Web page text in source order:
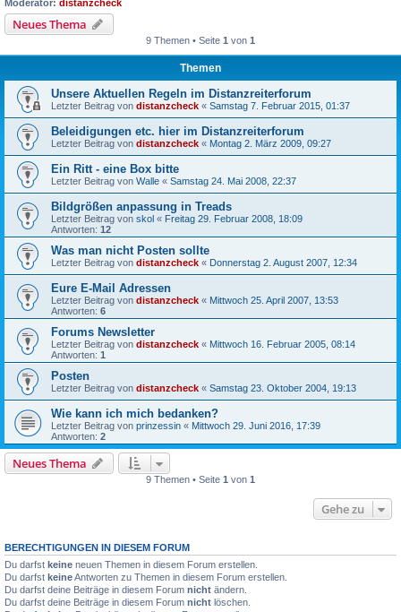
Moderator: distanzcheck
Neues Thema
9 Themen • Seite 1 von 1
Themen
Unsere Aktuellen Regeln im Distanzreiterforum
Letzter Beitrag von distanzcheck « Samstag 7. Februar 2015, 01:37
Beleidigungen etc. hier im Distanzreiterforum
Letzter Beitrag von distanzcheck « Montag 2. März 2009, 09:27
Ein Ritt - eine Box bitte
Letzter Beitrag von Walle « Samstag 24. Mai 2008, 22:37
Bildgrößen anpassung in Treads
Letzter Beitrag von skol « Freitag 29. Februar 2008, 18:09
Antworten: 12
Was man nicht Posten sollte
Letzter Beitrag von distanzcheck « Donnerstag 2. August 2007, 12:34
Eure E-Mail Adressen
Letzter Beitrag von distanzcheck « Mittwoch 25. April 2007, 13:53
Antworten: 6
Forums Newsletter
Letzter Beitrag von distanzcheck « Mittwoch 16. Februar 2005, 08:14
Antworten: 1
Posten
Letzter Beitrag von distanzcheck « Samstag 23. Oktober 2004, 19:13
Wie kann ich mich bedanken?
Letzter Beitrag von prinzessin « Mittwoch 29. Juni 2016, 17:39
Antworten: 2
Neues Thema
9 Themen • Seite 1 von 1
Gehe zu
BERECHTIGUNGEN IN DIESEM FORUM
Du darfst keine neuen Themen in diesem Forum erstellen.
Du darfst keineAntworten zu Themen in diesem Forum erstellen.
Du darfst deine Beiträge in diesem Forum nicht ändern.
Du darfst deine Beiträge in diesem Forum nicht löschen.